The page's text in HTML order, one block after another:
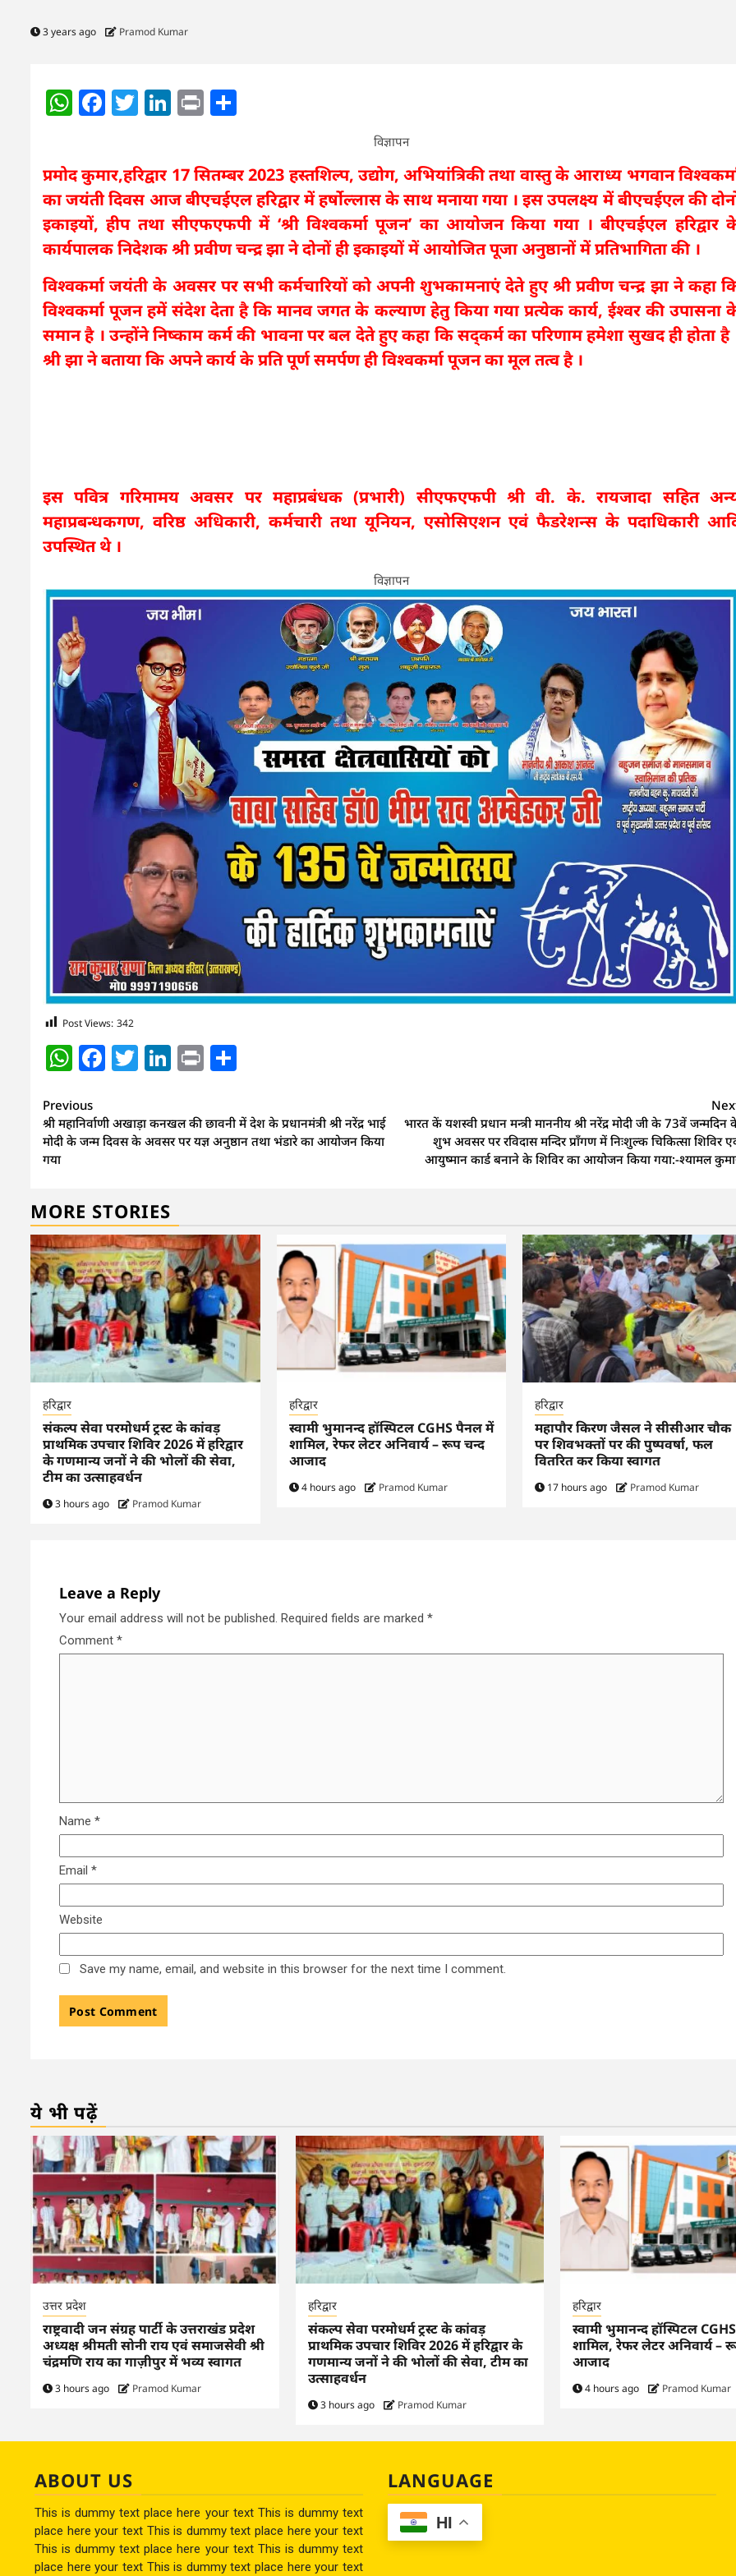
3 years ago Pramod Kumar
WhatsApp
Facebook
Twitter
LinkedIn
Print
विज्ञापन
प्रमोद कुमार,हरिद्वार 17 सितम्‍बर 2023 हस्तशिल्प, उद्योग, अभियांत्रिकी तथा वास्तु के आराध्य भगवान
का जयंती दिवस आज बीएचईएल हरिद्वार में हर्षोल्लास के साथ मनाया गया । इस उपलक्ष्य में बीएचईएल की
इकाइयों, हीप तथा सीएफएफपी में ‘श्री विश्वकर्मा पूजन’ का आयोजन किया गया । बीएचईएल हरिद्वार
कार्यपालक निदेशक श्री प्रवीण चन्द्र झा ने दोनों ही इकाइयों में आयोजित पूजा अनुष्ठानों में प्रतिभागिता की ।
विश्वकर्मा जयंती के अवसर पर सभी कर्मचारियों को अपनी शुभकामनाएं देते हुए श्री प्रवीण चन्द्र झा ने कहा
विश्वकर्मा पूजन हमें संदेश देता है कि मानव जगत के कल्याण हेतु किया गया प्रत्येक कार्य, ईश्वर की उपासना
समान है । उन्होंने निष्काम कर्म की भावना पर बल देते हुए कहा कि सद्कर्म का परिणाम हमेशा सुखद ही होता है
श्री झा ने बताया कि अपने कार्य के प्रति पूर्ण समर्पण ही विश्वकर्मा पूजन का मूल तत्व है ।
इस पवित्र गरिमामय अवसर पर महाप्रबंधक (प्रभारी) सीएफएफपी श्री वी. के. रायजादा सहित
महाप्रबन्धकगण, वरिष्ठ अधिकारी, कर्मचारी तथा यूनियन, एसोसिएशन एवं फैडरेशन्स के पदाधिकारी
उपस्थित थे ।
विज्ञापन
Post Views: 342
WhatsApp
Facebook
Twitter
LinkedIn
Print
Continue
Reading
Previous
श्री महानिर्वाणी अखाड़ा कनखल की छावनी में देश के प्रधानमंत्री श्री नरेंद्र भाई
मोदी के जन्म दिवस के अवसर पर यज्ञ अनुष्ठान तथा भंडारे का आयोजन किया
गया
भारत कें यशस्वी प्रधान मन्त्री माननीय श्री नरेंद्र मोदी जी के 73वें जन्मदिन
शुभ अवसर पर रविदास मन्दिर प्राँगण में निःशुल्क चिकित्सा शिविर
आयुष्मान कार्ड बनाने के शिविर का आयोजन किया गया:-श्यामल
MORE STORIES
हरिद्वार
संकल्प सेवा परमोधर्म ट्रस्ट के कांवड़
प्राथमिक उपचार शिविर 2026 में हरिद्वार
के गणमान्य जनों ने की भोलों की सेवा,
टीम का उत्साहवर्धन
3 hours ago Pramod Kumar
हरिद्वार
स्वामी भुमानन्द हॉस्पिटल CGHS पैनल में
शामिल, रेफर लेटर अनिवार्य – रूप चन्द
आजाद
4 hours ago Pramod Kumar
हरिद्वार
महापौर किरण जैसल ने सीसीआर चौक
पर शिवभक्तों पर की पुष्पवर्षा, फल
वितरित कर किया स्वागत
17 hours ago Pramod Kumar
Leave a Reply
Your email address will not be published. Required fields are marked *
Comment *
Name *
Email *
Website
Save my name, email, and website in this browser for the next time I comment.
ये भी पढ़ें
उत्तर प्रदेश
राष्ट्रवादी जन संग्रह पार्टी के उत्तराखंड प्रदेश
अध्यक्ष श्रीमती सोनी राय एवं समाजसेवी श्री
चंद्रमणि राय का गाज़ीपुर में भव्य स्वागत
3 hours ago Pramod Kumar
हरिद्वार
संकल्प सेवा परमोधर्म ट्रस्ट के कांवड़
प्राथमिक उपचार शिविर 2026 में हरिद्वार के
गणमान्य जनों ने की भोलों की सेवा, टीम का
उत्साहवर्धन
3 hours ago Pramod Kumar
हरिद्वार
स्वामी भुमानन्द हॉस्पिटल
शामिल, रेफर लेटर अनिवार्य –
आजाद
4 hours ago Pramod Kumar
ABOUT US
This is dummy text place here your text This is dummy text
place here your text This is dummy text place here your text
This is dummy text place here your text This is dummy text
place here your text This is dummy text place here your text
LANGUAGE
HI